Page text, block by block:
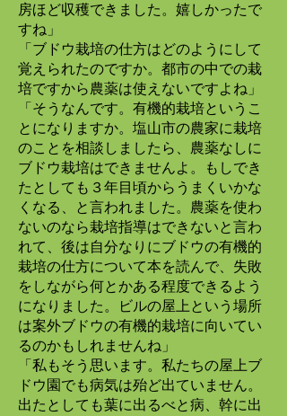
房ほど収穫できました。嬉しかったで
すね」
「ブドウ栽培の仕方はどのようにして
覚えられたのですか。都市の中での栽
培ですから農薬は使えないですよね」
「そうなんです。有機的栽培というこ
とになりますか。塩山市の農家に栽培
のことを相談しましたら、農薬なしに
ブドウ栽培はできませんよ。もしでき
たとしても３年目頃からうまくいかな
くなる、と言われました。農薬を使わ
ないのなら栽培指導はできないと言わ
れて、後は自分なりにブドウの有機的
栽培の仕方について本を読んで、失敗
をしながら何とかある程度できるよう
になりました。ビルの屋上という場所
は案外ブドウの有機的栽培に向いてい
るのかもしれませんね」
「私もそう思います。私たちの屋上ブ
ドウ園でも病気は殆ど出ていません。
出たとしても葉に出るべと病、幹に出